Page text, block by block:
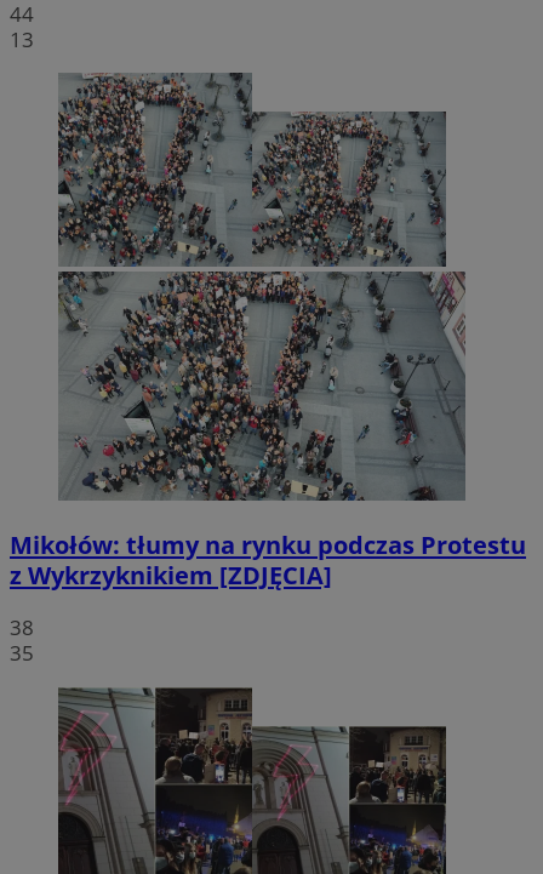
44
13
Mikołów: tłumy na rynku podczas Protestu
z Wykrzyknikiem [ZDJĘCIA]
38
35